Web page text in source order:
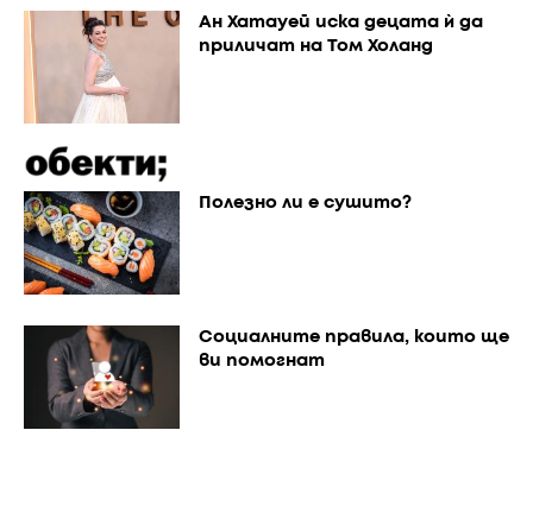
Ан Хатауей иска децата ѝ да
приличат на Том Холанд
Полезно ли е сушито?
Социалните правила, които ще
ви помогнат